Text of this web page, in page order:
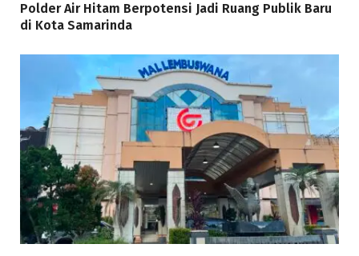
Polder Air Hitam Berpotensi Jadi Ruang Publik Baru
di Kota Samarinda